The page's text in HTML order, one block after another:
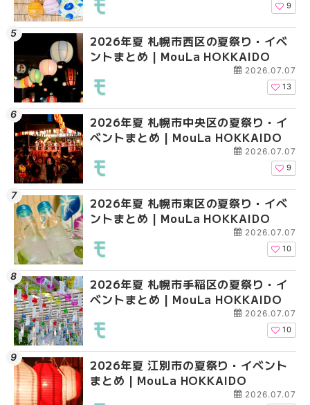
9
2026年夏 札幌市西区の夏祭り・イベ
ントまとめ | MouLa HOKKAIDO
2026.07.07
13
2026年夏 札幌市中央区の夏祭り・イ
ベントまとめ | MouLa HOKKAIDO
2026.07.07
9
2026年夏 札幌市東区の夏祭り・イベ
ントまとめ | MouLa HOKKAIDO
2026.07.07
10
2026年夏 札幌市手稲区の夏祭り・イ
ベントまとめ | MouLa HOKKAIDO
2026.07.07
10
2026年夏 江別市の夏祭り・イベント
まとめ | MouLa HOKKAIDO
2026.07.07
2026年夏 札幌市北区
ントまとめ | MouLa
2026年夏 札幌市清田
ベントまとめ |
2026年夏 札幌市手稲
ベントまとめ |
2026年夏 札幌市中央
ベントまとめ |
2026年夏 札幌市南区
ントまとめ | MouLa
2026年夏 札幌市清田
ベントまとめ |
2026年夏 札幌市手稲
ベントまとめ |
2026年夏 札幌市豊平
ベントまとめ |
2026年夏 札幌市東区
ントまとめ | MouLa
2026年夏 札幌市南区
ントまとめ | MouLa